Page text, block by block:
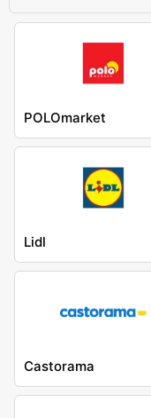
POLOmarket
Lidl
Castorama